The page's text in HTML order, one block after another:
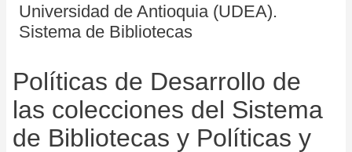
Universidad de Antioquia (UDEA).
Sistema de Bibliotecas
Políticas de Desarrollo de
las colecciones del Sistema
de Bibliotecas y Políticas y